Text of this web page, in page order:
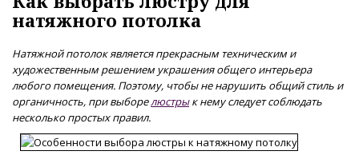
натяжного потолка
Натяжной потолок является прекрасным техническим и
художественным решением украшения общего интерьера
любого помещения. Поэтому, чтобы не нарушить общий стиль и
органичность, при выборелюстрык нему следует соблюдать
несколько простых правил.